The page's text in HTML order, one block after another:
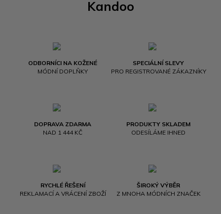
Kandoo
ODBORNÍCI NA KOŽENÉ
MÓDNÍ DOPLŇKY
SPECIÁLNÍ SLEVY
PRO REGISTROVANÉ ZÁKAZNÍKY
DOPRAVA ZDARMA
NAD 1 444 KČ
PRODUKTY SKLADEM
ODESÍLÁME IHNED
RYCHLÉ ŘEŠENÍ
REKLAMACÍ A VRÁCENÍ ZBOŽÍ
ŠIROKÝ VÝBĚR
Z MNOHA MÓDNÍCH ZNAČEK